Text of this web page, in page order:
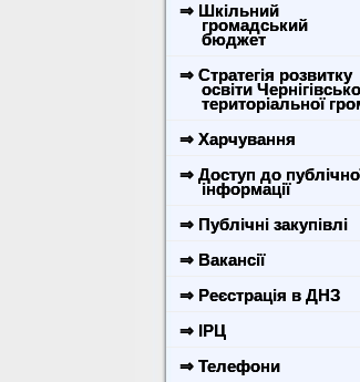
⇒ Шкільний
громадський
бюджет
⇒ Стратегія розвитку
освіти
територіальної
⇒ Харчування
⇒ Доступ до
інформації
⇒ Публічні закупівлі
⇒ Вакансії
⇒ Реєстрація в ДНЗ
⇒ ІРЦ
⇒ Телефони